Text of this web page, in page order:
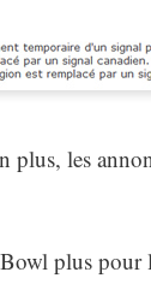
plus, les
plus pour